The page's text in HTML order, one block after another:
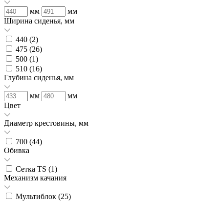
мм
мм
Ширина сиденья, мм
440 (2)
475 (26)
500 (1)
510 (16)
Глубина сиденья, мм
мм
мм
Цвет
Диаметр крестовины, мм
700 (44)
Обивка
Сетка TS (1)
Механизм качания
Мультиблок (25)